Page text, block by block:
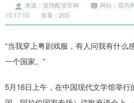
来源：捷翔配资官网 网站：迎尚
10:17:10
查看：205
“当我穿上粤剧戏服，有人问我有什么
一个国家。”
5月16日上午，在中国现代文学馆举行